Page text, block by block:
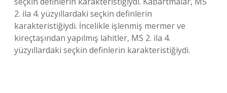
2. ila 4. yüzyıllardaki seçkin definlerin
karakteristiğiydi. İncelikle işlenmiş mermer ve
kireçtaşından yapılmış lahitler, MS 2. ila 4.
yüzyıllardaki seçkin definlerin karakteristiğiydi.